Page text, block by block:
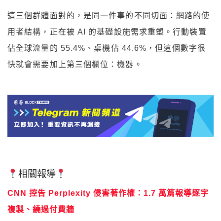
這三個群體面對的，是同一件事的不同切面：網路的使
用者結構，正在被 AI 的基礎設施需求重塑。行動裝置
佔全球流量的 55.4%、桌機佔 44.6%，但這個數字很
快就會需要加上第三個欄位：機器。
相關報導
CNN 控告 Perplexity 侵害著作權：1.7 萬篇報導逐字
複製、繞過付費牆